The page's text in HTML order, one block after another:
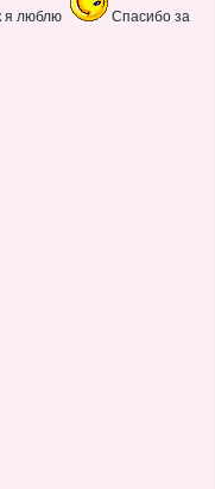
я люблю
Спасибо за